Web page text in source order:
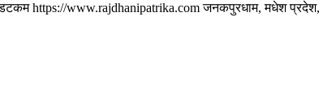
डटकम https://www.rajdhanipatrika.com जनकपुरधाम, मधेश